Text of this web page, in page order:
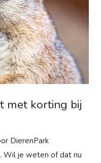
met korting bij
DierenPark
Wil je weten of dat nu